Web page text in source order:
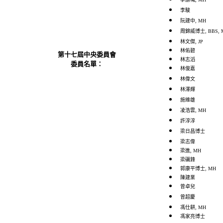
第十七屆中央委員會
委員名單：
李駿
阮建中, MH
周錦威博士, BBS,
林文傑, JP
林佑碧
林志滔
林俊嘉
林偉文
林澤輝
施維雄
凌浩雲 , MH
許淳淳
梁日昌博士
梁志偉
梁進, MH
梁礪鋒
郭康平博士, MH
陳建業
曾卓兒
曾超慶
馮仕耕, MH
馮家亮博士